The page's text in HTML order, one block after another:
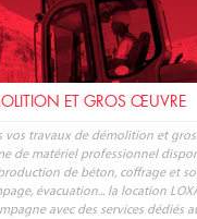
ET GROS ŒUVRE
vos travaux de démolition et
de matériel professionnel
de béton, coffrage et
évacuation... la location
avec des services dédiés